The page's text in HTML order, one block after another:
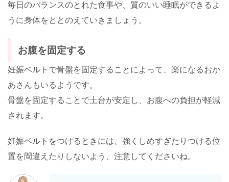
毎日のバランスのとれた食事や、質のいい睡眠ができるよ
うに身体をととのえていきましょう。
お腹を固定する
妊娠ベルトで骨盤を固定することによって、楽になるおか
あさんもいるようです。
骨盤を固定することで土台が安定し、お腹への負担が軽減
されます。
妊娠ベルトをつけるときには、強くしめすぎたりつける位
置を間違えたりしないよう、注意してくださいね。